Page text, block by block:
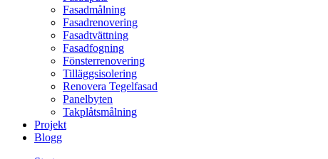
Fasadmålning
Fasadrenovering
Fasadtvättning
Fasadfogning
Fönsterrenovering
Tilläggsisolering
Renovera Tegelfasad
Panelbyten
Takplåtsmålning
Projekt
Blogg